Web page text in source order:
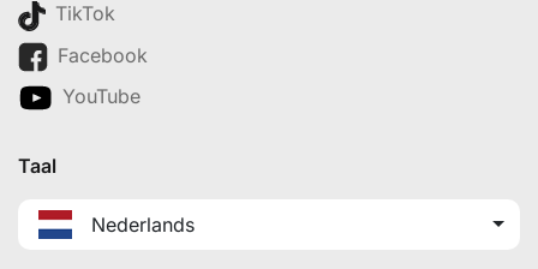
TikTok
Facebook
YouTube
Taal
Nederlands